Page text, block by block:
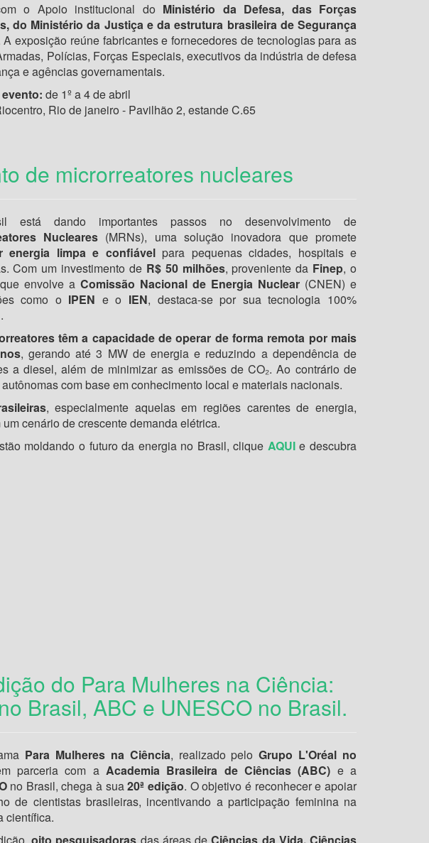
o Apoio institucional do Ministério da Defesa, das Forças
do Ministério da Justiça e da estrutura brasileira de Segurança
A exposição reúne fabricantes e fornecedores de tecnologias para as
Polícias, Forças Especiais, executivos da indústria de defesa
e agências governamentais.
de 1º a 4 de abril
Rio de janeiro - Pavilhão 2, estande C.65
de microrreatores nucleares
está dando importantes passos no desenvolvimento de
Nucleares(MRNs), uma solução inovadora que promete
energia limpa e confiávelpara pequenas cidades, hospitais e
Com um investimento de R$ 50 milhões, proveniente da Finep, o
envolve a Comissão Nacional de Energia Nuclear(CNEN) e
como o IPEN e o IEN, destaca-se por sua tecnologia 100%
têm a capacidade de operar de forma remota por mais
, gerando até 3 MW de energia e reduzindo a dependência de
a diesel, além de minimizar as emissões de CO₂. Ao contrário de
com base em conhecimento local e materiais nacionais.
, especialmente aquelas em regiões carentes de energia,
cenário de crescente demanda elétrica.
moldando o futuro da energia no Brasil, clique AQUIe descubra
do Para Mulheres na Ciência:
Brasil, ABC e UNESCO no Brasil.
Para Mulheres na Ciência, realizado peloGrupo L'Oréal no
parceria com aAcademia Brasileira de Ciências (ABC) e a
no Brasil, chega à sua20ª edição. O objetivo é reconhecer e apoiar
de cientistas brasileiras, incentivando a participação feminina na
científica.